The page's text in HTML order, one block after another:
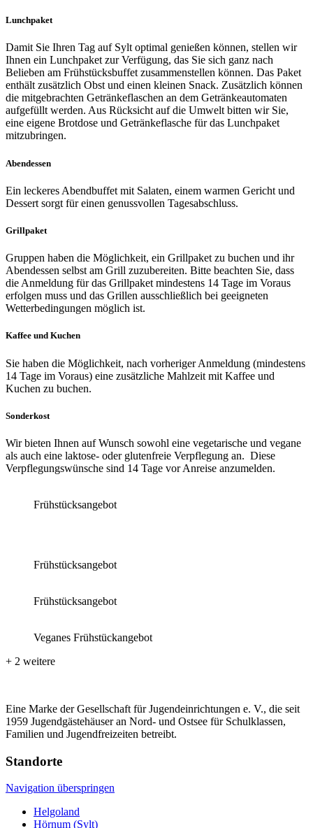
Lunchpaket
Damit Sie Ihren Tag auf Sylt optimal genießen können, stellen wir
Ihnen ein Lunchpaket zur Verfügung, das Sie sich ganz nach
Belieben am Frühstücksbuffet zusammenstellen können. Das Paket
enthält zusätzlich Obst und einen kleinen Snack. Zusätzlich können
die mitgebrachten Getränkeflaschen an dem Getränkeautomaten
aufgefüllt werden. Aus Rücksicht auf die Umwelt bitten wir Sie,
eine eigene Brotdose und Getränkeflasche für das Lunchpaket
mitzubringen.
Abendessen
Ein leckeres Abendbuffet mit Salaten, einem warmen Gericht und
Dessert sorgt für einen genussvollen Tagesabschluss.
Grillpaket
Gruppen haben die Möglichkeit, ein Grillpaket zu buchen und ihr
Abendessen selbst am Grill zuzubereiten. Bitte beachten Sie, dass
die Anmeldung für das Grillpaket mindestens 14 Tage im Voraus
erfolgen muss und das Grillen ausschließlich bei geeigneten
Wetterbedingungen möglich ist.
Kaffee und Kuchen
Sie haben die Möglichkeit, nach vorheriger Anmeldung (mindestens
14 Tage im Voraus) eine zusätzliche Mahlzeit mit Kaffee und
Kuchen zu buchen.
Sonderkost
Wir bieten Ihnen auf Wunsch sowohl eine vegetarische und vegane
als auch eine laktose- oder glutenfreie Verpflegung an. Diese
Verpflegungswünsche sind 14 Tage vor Anreise anzumelden.
Frühstücksangebot
Frühstücksangebot
Frühstücksangebot
Veganes Frühstückangebot
+ 2 weitere
Eine Marke der Gesellschaft für Jugendeinrichtungen e. V., die seit
1959 Jugendgästehäuser an Nord- und Ostsee für Schulklassen,
Familien und Jugendfreizeiten betreibt.
Standorte
Navigation überspringen
Helgoland
Hörnum (Sylt)